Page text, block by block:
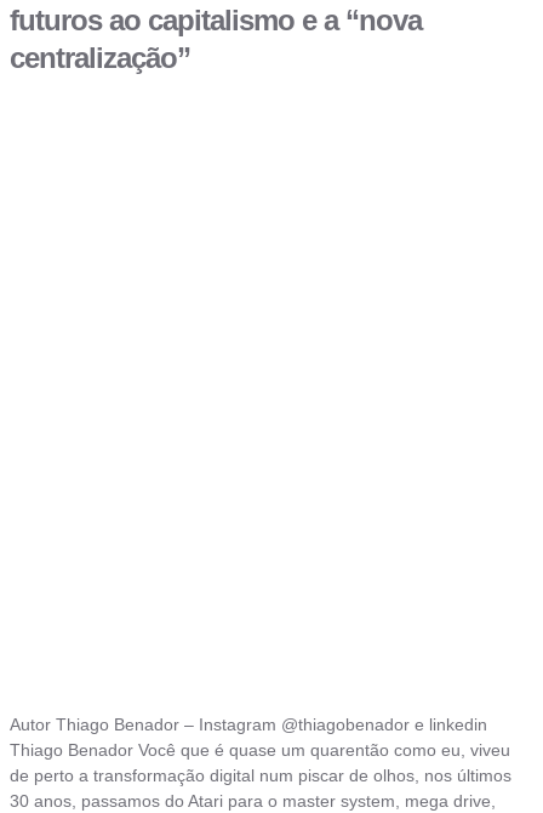
futuros ao capitalismo e a “nova
centralização”​
Autor Thiago Benador – Instagram @thiagobenador e linkedin
Thiago Benador Você que é quase um quarentão como eu, viveu
de perto a transformação digital num piscar de olhos, nos últimos
30 anos, passamos do Atari para o master system, mega drive,